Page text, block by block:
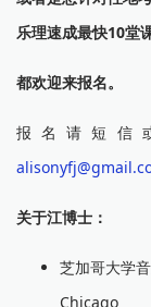
乐理速成最快10堂
都欢迎来报名。
报名请短信
关于江博士：
芝加哥大学
Chicago